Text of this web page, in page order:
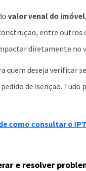
valor venal do imóvel
entre outros
diretamente no
quem deseja verificar
de isenção.
como consultar o
e resolver